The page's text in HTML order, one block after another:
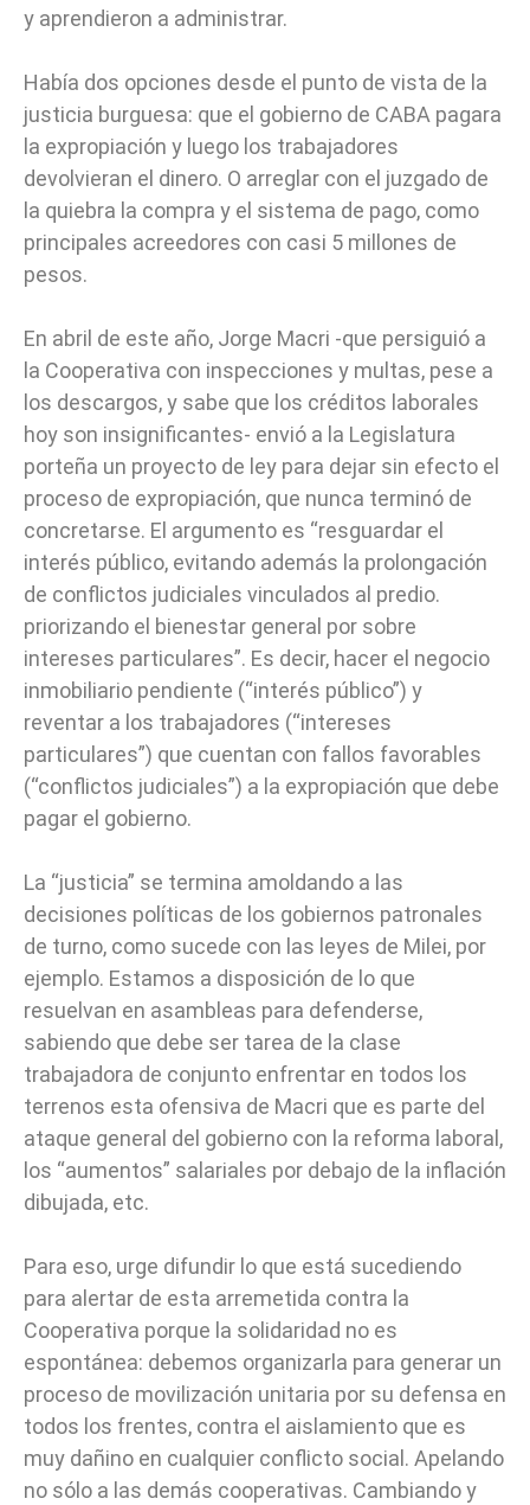
y aprendieron a administrar.
Había dos opciones desde el punto de vista de la
justicia burguesa: que el gobierno de CABA pagara
la expropiación y luego los trabajadores
devolvieran el dinero. O arreglar con el juzgado de
la quiebra la compra y el sistema de pago, como
principales acreedores con casi 5 millones de
pesos.
En abril de este año, Jorge Macri -que persiguió a
la Cooperativa con inspecciones y multas, pese a
los descargos, y sabe que los créditos laborales
hoy son insignificantes- envió a la Legislatura
porteña un proyecto de ley para dejar sin efecto el
proceso de expropiación, que nunca terminó de
concretarse. El argumento es “resguardar el
interés público, evitando además la prolongación
de conflictos judiciales vinculados al predio.
priorizando el bienestar general por sobre
intereses particulares”. Es decir, hacer el negocio
inmobiliario pendiente (“interés público”) y
reventar a los trabajadores (“intereses
particulares”) que cuentan con fallos favorables
(“conflictos judiciales”) a la expropiación que debe
pagar el gobierno.
La “justicia” se termina amoldando a las
decisiones políticas de los gobiernos patronales
de turno, como sucede con las leyes de Milei, por
ejemplo. Estamos a disposición de lo que
resuelvan en asambleas para defenderse,
sabiendo que debe ser tarea de la clase
trabajadora de conjunto enfrentar en todos los
terrenos esta ofensiva de Macri que es parte del
ataque general del gobierno con la reforma laboral,
los “aumentos” salariales por debajo de la inflación
dibujada, etc.
Para eso, urge difundir lo que está sucediendo
para alertar de esta arremetida contra la
Cooperativa porque la solidaridad no es
espontánea: debemos organizarla para generar un
proceso de movilización unitaria por su defensa en
todos los frentes, contra el aislamiento que es
muy dañino en cualquier conflicto social. Apelando
no sólo a las demás cooperativas. Cambiando y